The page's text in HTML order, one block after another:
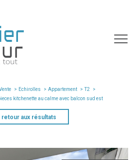
Echirolles Appartement
T2
kitchenette au calme avec balcon sud est
retour aux résultats